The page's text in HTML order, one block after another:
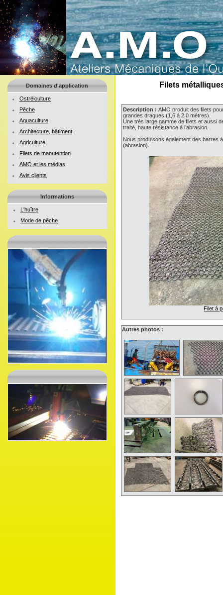
Domaines d'application
Ostréiculture
Pêche
Aquaculture
Architecture, bâtiment
Agriculture
Filets de manutention
AMO et les médias
Avis clients
Informations
L'huître
Mode de pêche
Filets
Description : AMO produit des filets
grandes dragues (1,6 à 2,0 mètres).
Une très large gamme de filets et aussi
traité, haute résistance à l’abrasion.
Nous produisons également des barres
(abrasion).
Filet à
Autres photos :